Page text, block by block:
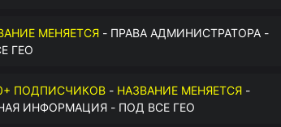
МЕНЯЕТСЯ - ПРАВА АДМИНИСТРАТОРА -
ГЕО
ПОДПИСЧИКОВ - НАЗВАНИЕ МЕНЯЕТСЯ -
ИНФОРМАЦИЯ - ПОД ВСЕ ГЕО